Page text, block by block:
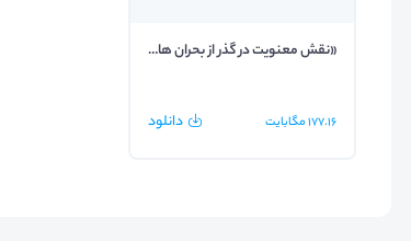
«نقش معنویت در گذر از بحران های زندگی»_جلسه دوم
177.16مگابایت دانلود